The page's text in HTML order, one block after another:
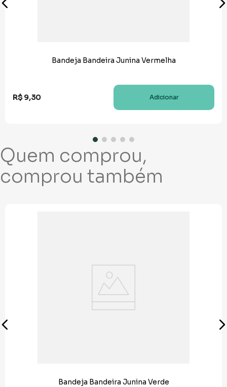
Bandeja Bandeira Junina Vermelha
R$ 9,30 Adicionar
Quem comprou,
comprou também
Bandeja Bandeira Junina Verde